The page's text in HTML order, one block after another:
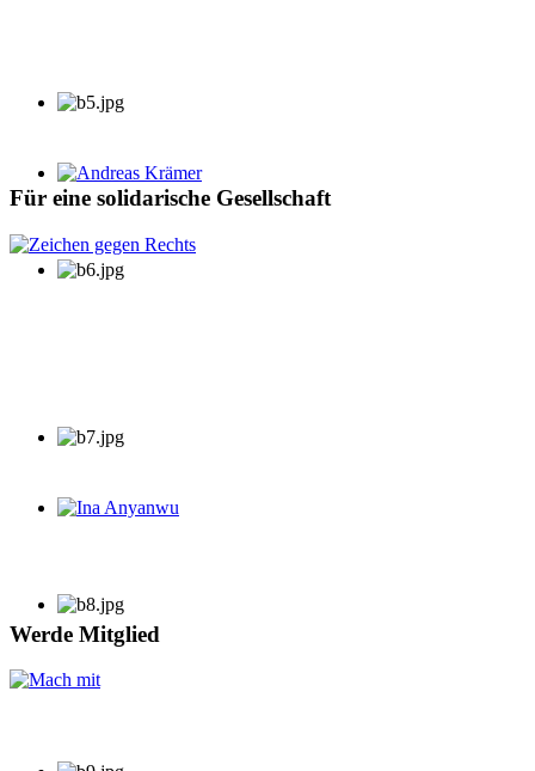
Andreas Krämer
Für eine solidarische Gesellschaft
Werde Mitglied